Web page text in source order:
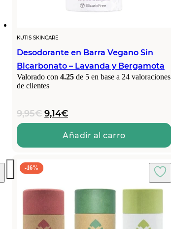
KUTIS SKINCARE
Desodorante en Barra Vegano Sin
Bicarbonato – Lavanda y Bergamota
Valorado con 4.25 de 5 en base a 24 valoraciones
de clientes
9,95€ El
precio
original
era:
9,14€El
precio
actual
es:
Añadir al carro
-16%